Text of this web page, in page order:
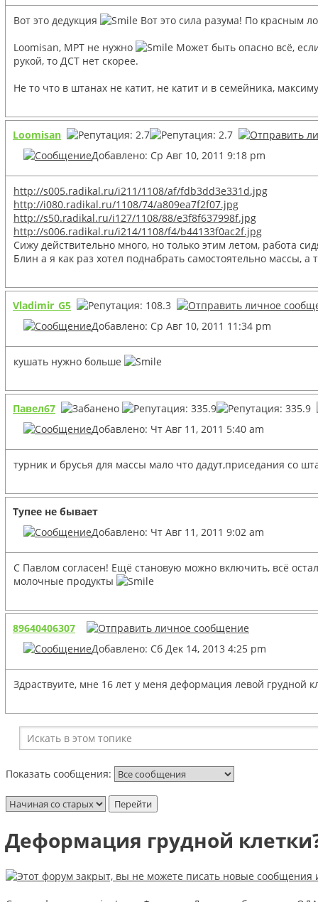
Вот это дедукция
Вот это сила разума! По красным
Loomisan, МРТ не нужно
Может быть опасно всё,
рукой, то ДСТ нет скорее.
Не то что в штанах не катит, не катит и в семейника,
Loomisan
Добавлено: Ср Авг 10, 2011 9:18 pm
http://s005.radikal.ru/i211/1108/af/fdb3dd3e331d.jpg
http://i080.radikal.ru/1108/74/a809ea7f2f07.jpg
http://s50.radikal.ru/i127/1108/88/e3f8f637998f.jpg
http://s006.radikal.ru/i214/1108/f4/b44133f0ac2f.jpg
Сижу действительно много, но только этим летом, работа
Блин а я как раз хотел поднабрать самостоятельно массы,
Vladimir_G5
Добавлено: Ср Авг 10, 2011 11:34 pm
кушать нужно больше
Павел67
Добавлено: Чт Авг 11, 2011 5:40 am
турник и брусья для массы мало что дадут,приседания со
Тупее не бывает
Добавлено: Чт Авг 11, 2011 9:02 am
С Павлом согласен! Ещё становую можно включить, всё
молочные продукты
89640406307
Добавлено: Сб Дек 14, 2013 4:25 pm
Здраствуите, мне 16 лет у меня деформация левой грудной
Показать сообщения:
Деформация грудной